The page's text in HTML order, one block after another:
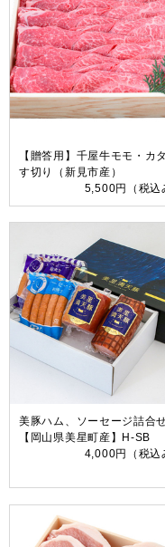
【贈答用】千屋牛モモ・カ
す切り（新見市産）
5,500円
（税込
美豚ハム、ソーセージ詰合
【岡山県美星町産】H-SB
4,000円
（税込